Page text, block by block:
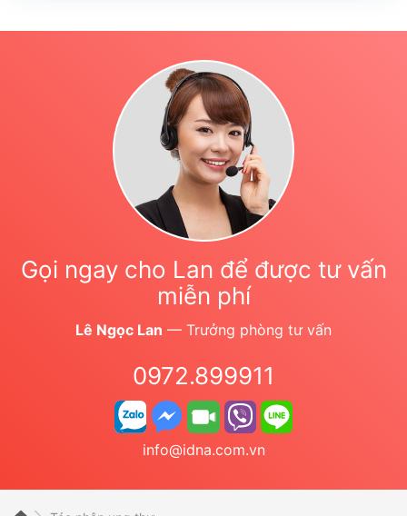
Gọi ngay cho Lan để được tư vấn
miễn phí
Lê Ngọc Lan — Trưởng phòng tư vấn
0972.899911
info@idna.com.vn